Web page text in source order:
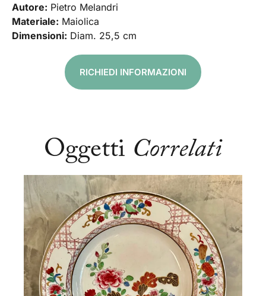
Autore: Pietro Melandri
Materiale: Maiolica
Dimensioni: Diam. 25,5 cm
RICHIEDI INFORMAZIONI
Oggetti Correlati